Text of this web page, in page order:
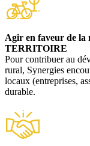
Agir en faveur de la
TERRITOIRE
Pour contribuer au
rural, Synergies
locaux (entreprises,
durable.